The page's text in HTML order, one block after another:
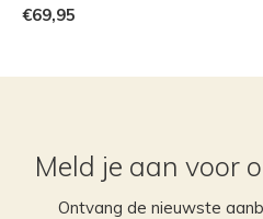
€69,95
Meld je aan voor
Ontvang de nieuwste